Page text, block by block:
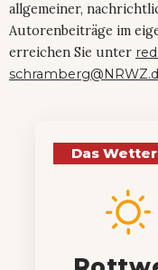
allgemeiner,
Autorenbeiträge im
erreichen Sie unter
Das Wetter